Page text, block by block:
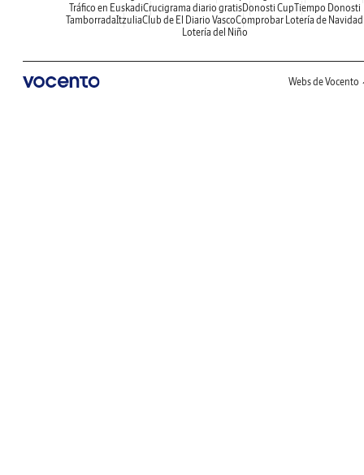
Tráfico en EuskadiCrucigrama diario gratisDonosti CupTiempo Donosti
TamborradaItzuliaClub de El Diario VascoComprobar Lotería de Navidad
Lotería del Niño
Webs de Vocento